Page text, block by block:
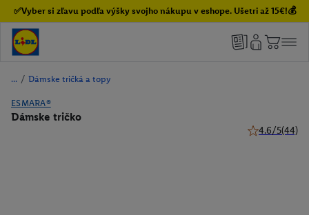
✅Vyber si zľavu podľa výšky svojho nákupu v eshope. Ušetri až 15€!💰
/ Dámske tričká a topy
ESMARA®
Dámske tričko
4.6/5(44)